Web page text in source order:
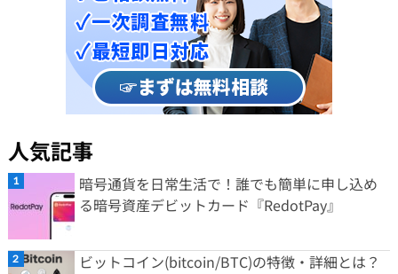
人気記事
暗号通貨を日常生活で！誰でも簡単に申し込め
る暗号資産デビットカード『RedotPay』
ビットコイン(bitcoin/BTC)の特徴・詳細とは？